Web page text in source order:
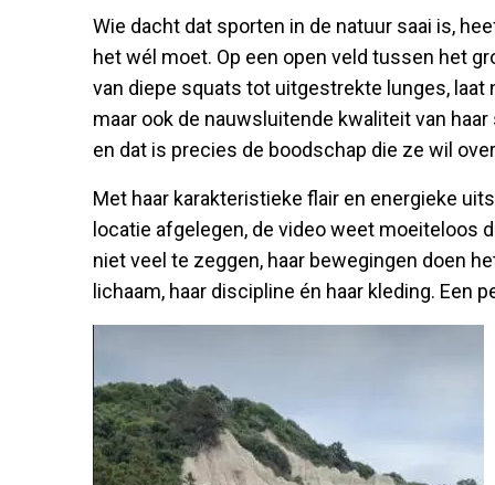
Wie dacht dat sporten in de natuur saai is,
het wél moet. Op een open veld tussen het
van diepe squats tot uitgestrekte lunges,
maar ook de nauwsluitende kwaliteit van
en dat is precies de boodschap die ze wil
Met haar karakteristieke flair en energieke
locatie afgelegen, de video weet moeiteloos
niet veel te zeggen, haar bewegingen doen
lichaam, haar discipline én haar kleding. Een